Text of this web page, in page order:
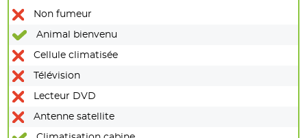
Non fumeur
Animal bienvenu
Cellule climatisée
Télévision
Lecteur DVD
Antenne satellite